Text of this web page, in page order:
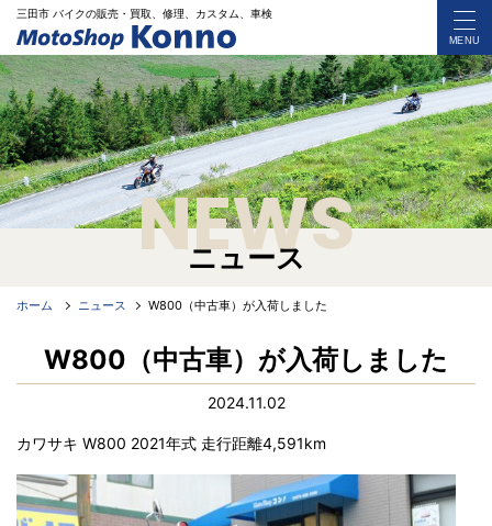
三田市 バイクの販売・買取、修理、カスタム、車検
MENU
ニュース
NEWS
ホーム ニュース W800（中古車）が入荷しました
W800（中古車）が入荷しました
2024.11.02
カワサキ W800 2021年式 走行距離4,591km